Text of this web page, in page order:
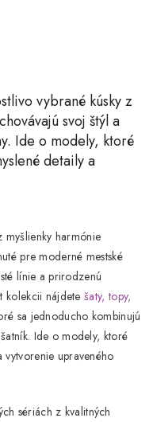
vybrané kúsky z
svoj štýl a
Ide o modely, ktoré
detaily a
myšlienky harmónie
pre moderné mestské
línie a prirodzenú
kolekcii nájdetešaty, topy,
sa jednoducho kombinujú
Ide o modely, ktoré
upraveného
sériách z kvalitných